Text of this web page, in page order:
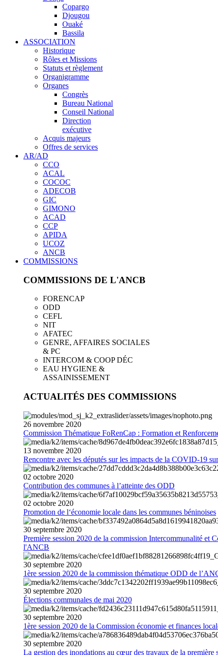
Copargo
Djougou
Ouaké
Bassila
ASSOCIATION
Historique
Rôles et Missions
Statuts et règlement
Organigramme
Organes
Congrès
Bureau National
Conseil National
Direction
exécutive
Acquis majeurs
Offres de services
AR/AD
CCO
ACAL
COCOC
ADECOB
GIC
GIMONO
ACAD
CCP
APIDA
UCOZ
ANCB
COMMISSIONS
COMMISSIONS DE L'ANCB
FORENCAP
ODD
CEFL
NIT
AFATEC
GENRE, AFFAIRES SOCIALES
& PC
INTERCOM & COOP DÉC
EAU HYGIENE &
ASSAINISSEMENT
ACTUALITÉS DES COMMISSIONS
26 novembre 2020
Commission Thématique FoRenCap : Formation et
13 novembre 2020
Rencontre avec les députés sur les impacts de la COVID-19
02 octobre 2020
Contribution des communes à l’atteinte des ODD
02 octobre 2020
Promotion de l‘économie locale dans les communes béninoises
30 septembre 2020
Première session 2020 de la commission Intercommunalité et
l'ANCB
30 septembre 2020
1ère session 2020 de la commission thématique ODD de
30 septembre 2020
Élections communales de mai 2020
30 septembre 2020
1ère session 2020 de la Commission économie et finances
30 septembre 2020
La gestion des inondations au cœur des travaux de la première